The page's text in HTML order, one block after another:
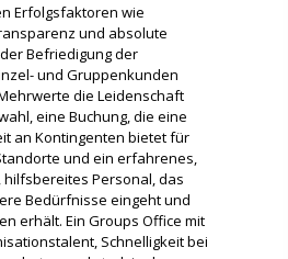
Erfolgsfaktoren wie
und absolute
Befriedigung der
und Gruppenkunden
die Leidenschaft
eine Buchung, die eine
an Kontingenten bietet für
und ein erfahrenes,
Personal, das
Bedürfnisse eingeht und
erhält. Ein Groups Office mit
Schnelligkeit bei